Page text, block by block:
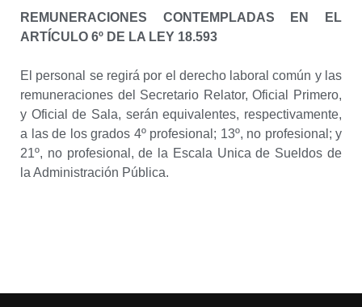
REMUNERACIONES CONTEMPLADAS EN EL
ARTÍCULO 6º DE LA LEY 18.593
El personal se regirá por el derecho laboral común y las
remuneraciones del Secretario Relator, Oficial Primero,
y Oficial de Sala, serán equivalentes, respectivamente,
a las de los grados 4º profesional; 13º, no profesional; y
21º, no profesional, de la Escala Unica de Sueldos de
la Administración Pública.